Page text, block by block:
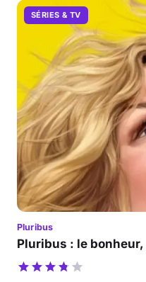
SÉRIES & TV
Pluribus
Pluribus : le